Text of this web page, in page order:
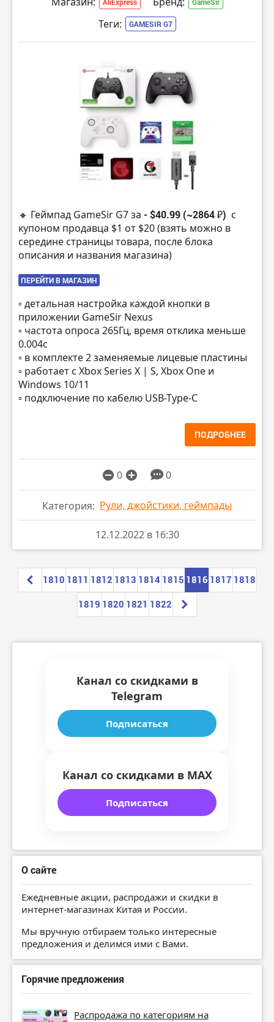
Теги: GAMESIR G7
🔸 Геймпад GameSir G7 за - $40.99 (~2864 ₽) с
купоном продавца $1 от $20 (взять можно в
середине страницы товара, после блока
описания и названия магазина)
ПЕРЕЙТИ В МАГАЗИН
▫️ детальная настройка каждой кнопки в
приложении GameSir Nexus
▫️ частота опроса 265Гц, время отклика меньше
0.004с
▫️ в комплекте 2 заменяемые лицевые пластины
▫️ работает с Xbox Series X | S, Xbox One и
Windows 10/11
▫️ подключение по кабелю USB-Type-C
ПОДРОБНЕЕ
0 0
Категория: Рули, джойстики, геймпады
12.12.2022 в 16:30
1810 1811 1812 1813 1814 1815 1816 1817 1818
1819 1820 1821 1822
Канал со скидками в
Telegram
Подписаться
Канал со скидками в MAX
Подписаться
О сайте
Ежедневные акции, распродажи и скидки в
интернет-магазинах Китая и России.
Мы вручную отбираем только интересные
предложения и делимся ими с Вами.
Горячие предложения
Распродажа по категориям на